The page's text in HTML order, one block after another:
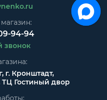
94-94
звонок
г. Кронштадт,
ТЦ Гостиный двор